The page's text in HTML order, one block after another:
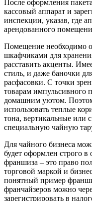
После оформления
кассовый аппарат и
инспекции, указав, где
арендованного
Помещение необходимо
шкафчиками для
расставить акценты.
стиль, и даже баночки
расфасовки. С точки
товарам импульсивного
домашним уютом.
использовать теплые
тона, вертикальные или
специальную чайную
Для чайного бизнеса
будет оформлен строго в
франшиза – это право
торговой маркой и
понятный пример
франчайзеров можно
зарегистрировать в